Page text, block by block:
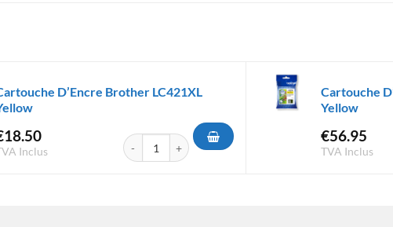
Yellow
D’Encre Brother LC421XL
18.50
Inclus
quantité de Cartouche D'Encre Brother LC421XL Yellow
Cartouche
Yellow
€56.95
TVA Inclus